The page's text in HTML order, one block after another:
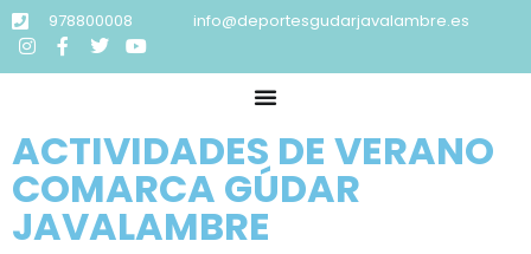
978800008 info@deportesgudarjavalambre.es
ACTIVIDADES DE VERANO
COMARCA GÚDAR
JAVALAMBRE